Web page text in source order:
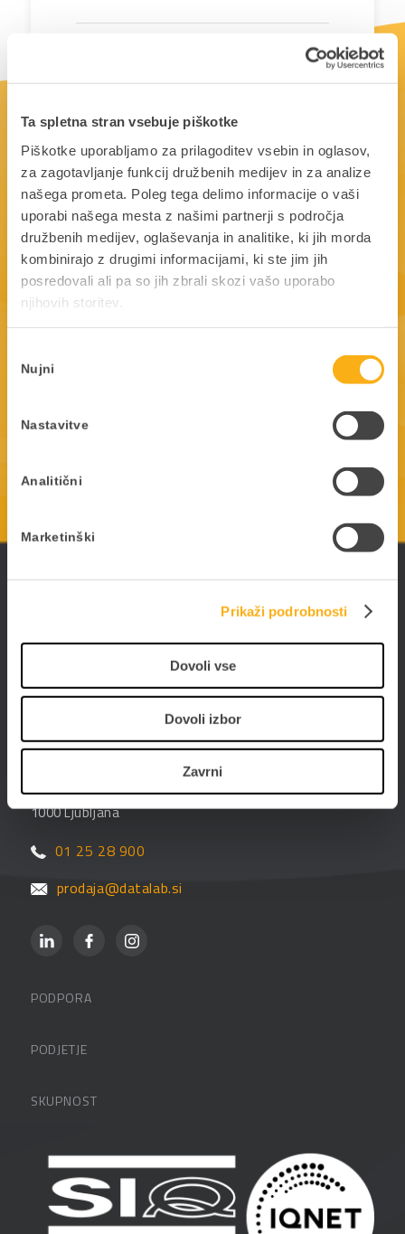
Ta spletna stran vsebuje piškotke
Piškotke uporabljamo za prilagoditev vsebin in oglasov,
za zagotavljanje funkcij družbenih medijev in za analize
našega prometa. Poleg tega delimo informacije o vaši
uporabi našega mesta z našimi partnerji s področja
družbenih medijev, oglaševanja in analitike, ki jih morda
kombinirajo z drugimi informacijami, ki ste jim jih
posredovali ali pa so jih zbrali skozi vašo uporabo
njihovih storitev.
soglasja
Nujni
Nastavitve
Analitični
Marketinški
Prikaži podrobnosti
Dovoli vse
Dovoli izbor
Zavrni
iztok@nip.si
Lokacija:Ljubljana
Želite postati partner?
Če želite prejeti več informacij o partnerskem
ePoslovanje
Poslujte hitreje, bolj prilagodljivo in enostavneje -
Hajdrihova ulica 28c
1000 Ljubljana
01 25 28 900
prodaja@datalab.si
PODPORA
FAQ – pogosta vprašanja
PODJETJE
Zaposlitev
Vlagatelji
SKUPNOST
Blog
Spletni seminarji